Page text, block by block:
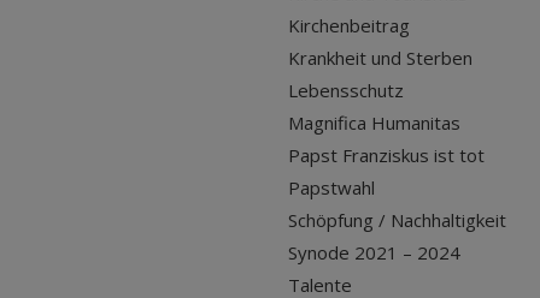
Kirchenbeitrag
Krankheit und Sterben
Lebensschutz
Magnifica Humanitas
Papst Franziskus ist tot
Papstwahl
Schöpfung / Nachhaltigkeit
Synode 2021 – 2024
Talente